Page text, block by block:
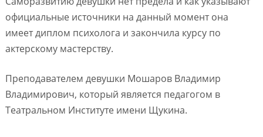
официальные источники на данный момент она
имеет диплом психолога и закончила курсу по
актерскому мастерству.
Преподавателем девушки Мошаров Владимир
Владимирович, который является педагогом в
Театральном Институте имени Щукина.